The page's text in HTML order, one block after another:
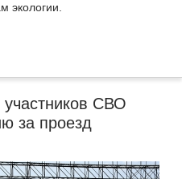
экологии.
СВО
за проезд